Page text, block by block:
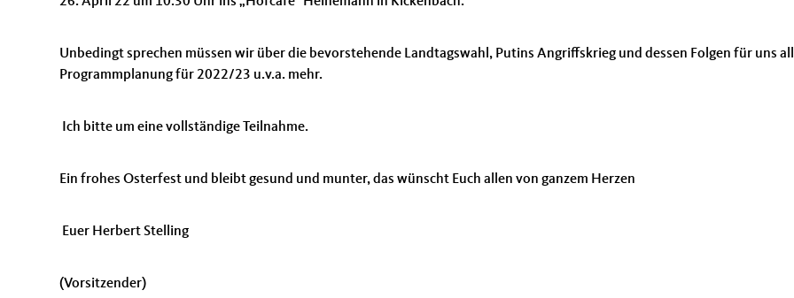
Unbedingt sprechen müssen wir über die bevorstehende Landtagswahl, Putins Angriffskrieg und dessen Folgen für uns
Programmplanung für 2022/23 u.v.a. mehr.
Ich bitte um eine vollständige Teilnahme.
Ein frohes Osterfest und bleibt gesund und munter, das wünscht Euch allen von ganzem Herzen
Euer Herbert Stelling
(Vorsitzender)